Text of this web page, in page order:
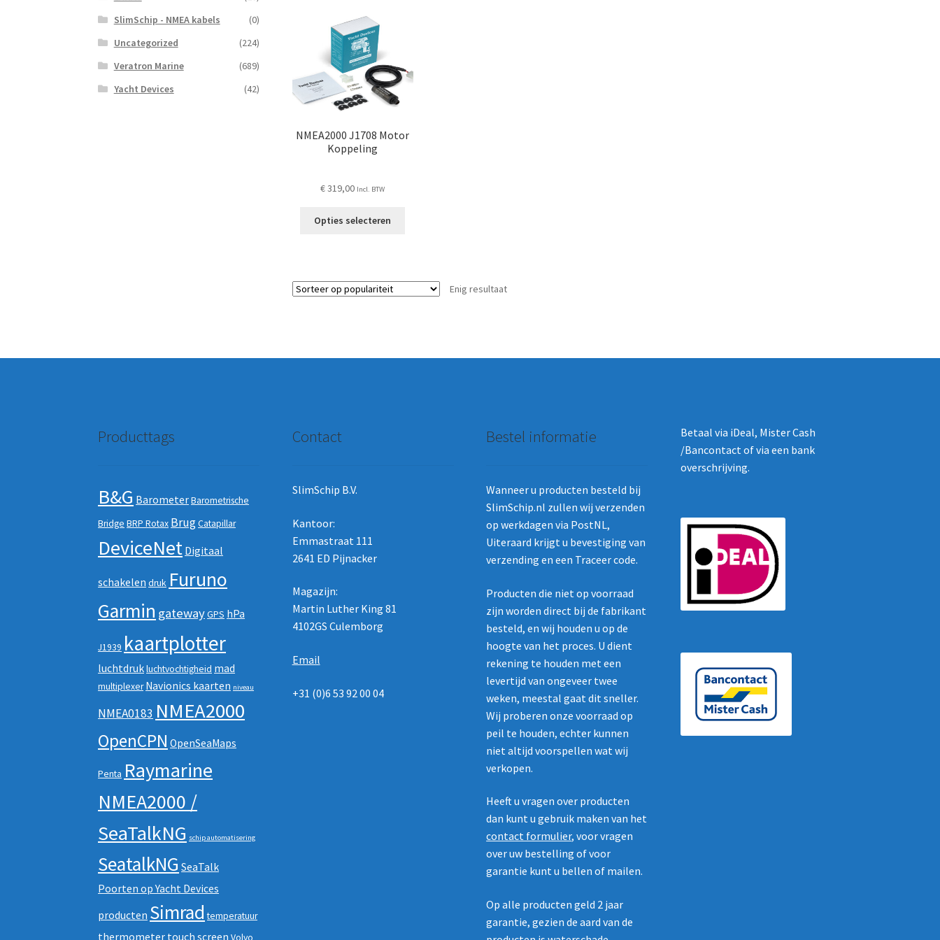
NMEA2000 J1708 Motor
Koppeling
€319,00 Incl. BTW
Opties selecteren
Enig resultaat
SlimSchip - NMEA kabels
(0)
Uncategorized
(224)
Veratron Marine
(689)
Yacht Devices
(42)
Producttags
B&G BarometerBarometrische
Bridge BRP Rotax BrugCatapillar
DeviceNet Digitaal
schakelen druk Furuno
Garmin gatewayGPS hPa
J1939 kaartplotter
luchtdrukluchtvochtigheid mad
multiplexer Navionics kaarten niveau
NMEA0183 NMEA2000
OpenCPN OpenSeaMaps
Penta Raymarine
NMEA2000 /
SeaTalkNG schip automatisering
SeatalkNG SeaTalk
Poorten op Yacht Devices
producten Simrad temperatuur
thermometer touch screen
Contact
SlimSchip B.V.
Kantoor:
Emmastraat 111
2641 ED Pijnacker
Magazijn:
Martin Luther King 81
4102GS Culemborg
Email
+31 (0)6 53 92 00 04
Bestel informatie
Wanneer u producten besteld bij
SlimSchip.nl zullen wij verzenden
op werkdagen via PostNL,
Uiteraard krijgt u bevestiging van
verzending en een Traceer code.
Producten die niet op voorraad
zijn worden direct bij de fabrikant
besteld, en wij houden u op de
hoogte van het proces. U dient
rekening te houden met een
levertijd van ongeveer twee
weken, meestal gaat dit sneller.
Wij proberen onze voorraad op
peil te houden, echter kunnen
niet altijd voorspellen wat wij
verkopen.
Heeft u vragen over producten
dan kunt u gebruik maken van het
contact formulier, voor vragen
over uw bestelling of voor
garantie kunt u bellen of mailen.
Op alle producten geld 2 jaar
garantie, gezien de aard van de
Betaal via iDeal, Mister Cash
/Bancontact of via een bank
overschrijving.